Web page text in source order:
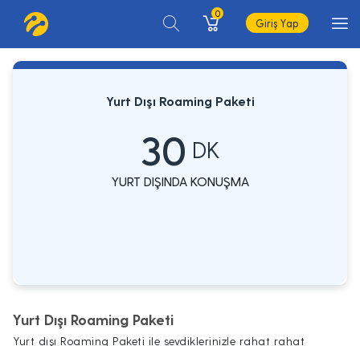
0
Giriş Yap
Yurt Dışı Roaming Paketi
30 DK
YURT DIŞINDA KONUŞMA
Yurt Dışı Roaming Paketi
Yurt dışı Roaming Paketi ile sevdiklerinizle rahat rahat